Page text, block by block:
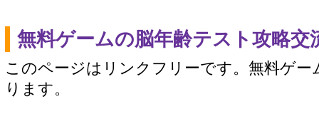
無料ゲームの脳年齢テスト攻略交
このページはリンクフリーです。無料ゲー
ります。